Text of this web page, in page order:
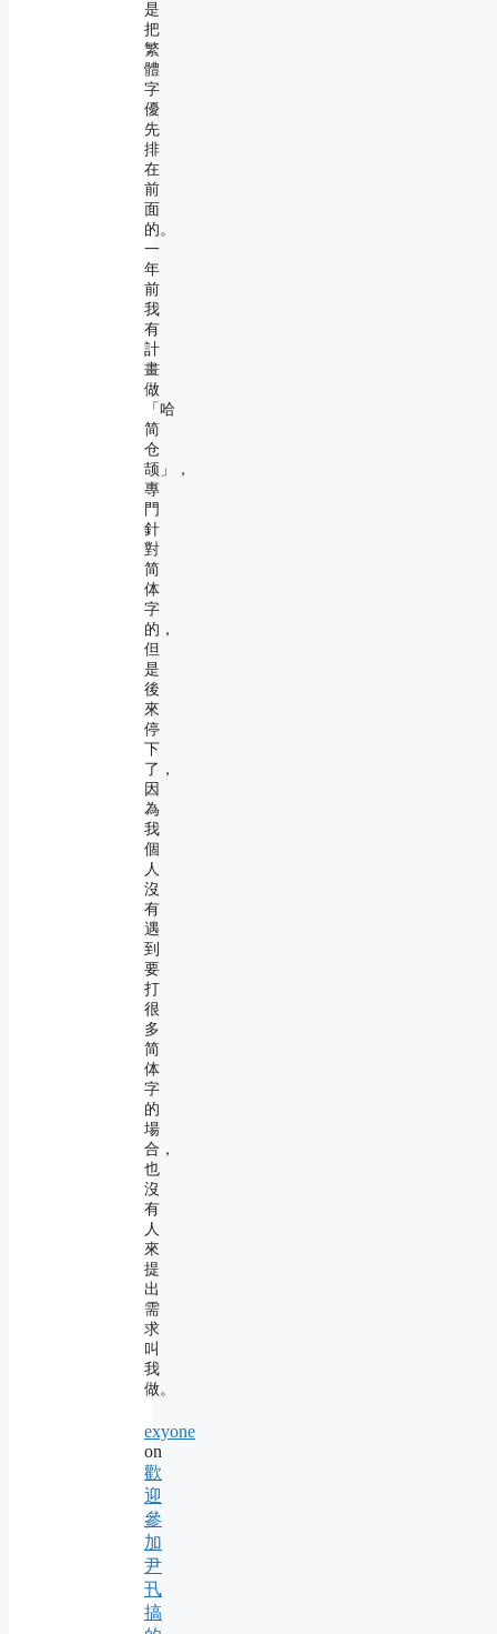
是
把
繁
體
字
優
先
排
在
前
面
的。
一
年
前
我
有
計
畫
做
「哈
简
仓
颉」，
專
門
針
對
简
体
字
的，
但
是
後
來
停
下
了，
因
為
我
個
人
沒
有
遇
到
要
打
很
多
简
体
字
的
場
合，
也
沒
有
人
來
提
出
需
求
叫
我
做。
exyone
on
歡
迎
參
加
尹
卂
搞